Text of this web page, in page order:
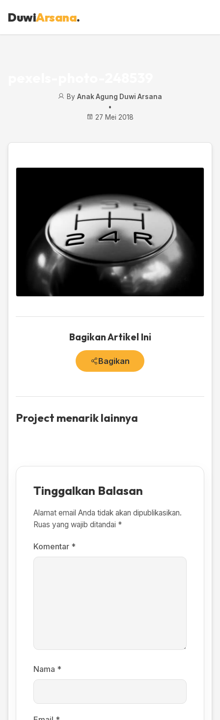
DuwiArsana.
By Anak Agung Duwi Arsana
•
27 Mei 2018
Bagikan Artikel Ini
Bagikan
Project menarik lainnya
Tinggalkan Balasan
Alamat email Anda tidak akan dipublikasikan.
Ruas yang wajib ditandai *
Komentar *
Nama *